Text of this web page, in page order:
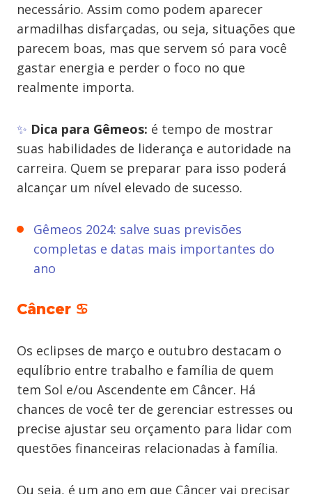
necessário. Assim como podem aparecer
armadilhas disfarçadas, ou seja, situações que
parecem boas, mas que servem só para você
gastar energia e perder o foco no que
realmente importa.
✨ Dica para Gêmeos: é tempo de mostrar
suas habilidades de liderança e autoridade na
carreira. Quem se preparar para isso poderá
alcançar um nível elevado de sucesso.
Gêmeos 2024: salve suas previsões
completas e datas mais importantes do
ano
Câncer ♋
Os eclipses de março e outubro destacam o
equlíbrio entre trabalho e família de quem
tem Sol e/ou Ascendente em Câncer. Há
chances de você ter de gerenciar estresses ou
precise ajustar seu orçamento para lidar com
questões financeiras relacionadas à família.
Ou seja, é um ano em que Câncer vai precisar